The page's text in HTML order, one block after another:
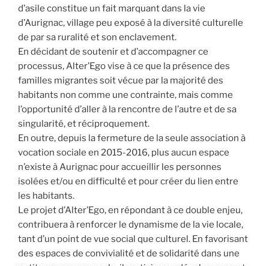
d’asile constitue un fait marquant dans la vie
d’Aurignac, village peu exposé à la diversité culturelle
de par sa ruralité et son enclavement.
En décidant de soutenir et d’accompagner ce
processus, Alter’Ego vise à ce que la présence des
familles migrantes soit vécue par la majorité des
habitants non comme une contrainte, mais comme
l’opportunité d’aller à la rencontre de l’autre et de sa
singularité, et réciproquement.
En outre, depuis la fermeture de la seule association à
vocation sociale en 2015-2016, plus aucun espace
n’existe à Aurignac pour accueillir les personnes
isolées et/ou en difficulté et pour créer du lien entre
les habitants.
Le projet d’Alter’Ego, en répondant à ce double enjeu,
contribuera à renforcer le dynamisme de la vie locale,
tant d’un point de vue social que culturel. En favorisant
des espaces de convivialité et de solidarité dans une